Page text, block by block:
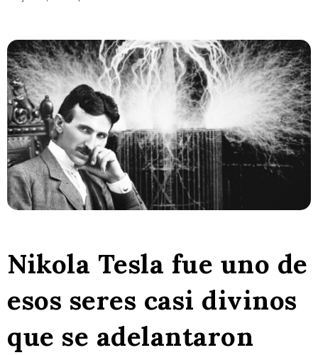
Nikola Tesla fue uno de
esos seres casi divinos
que se adelantaron